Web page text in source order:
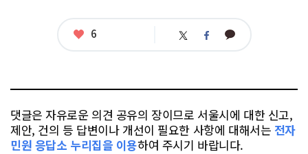
좋
6 트 페 카
댓글은 자유로운 의견 공유의 장이므로 서울시에 대한 신고,
제안, 건의 등 답변이나 개선이 필요한 사항에 대해서는 전자
민원 응답소 누리집을 이용하여 주시기 바랍니다.